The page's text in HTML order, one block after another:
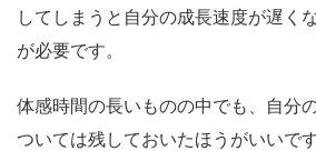
してしまうと自分の成長速度が遅く
が必要です。
体感時間の長いものの中でも、自分
ついては残しておいたほうがいいです